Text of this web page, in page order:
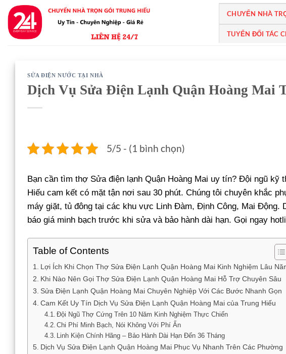
qua
nội
CHUYỂN NHÀ
TUYỂN ĐỐI TÁC
SỬA ĐIỆN NƯỚC TẠI NHÀ
Dịch Vụ Sửa Điện Lạnh Quận Hoàng Mai
5/5 - (1 bình chọn)
Bạn cần tìm thợ Sửa điện lạnh Quận Hoàng Mai uy tín? Đội ngũ kỹ
Hiếu cam kết có mặt tận nơi sau 30 phút. Chúng tôi chuyên khắc
máy giặt, tủ đông tại các khu vực Linh Đàm, Định Công, Mai Động.
báo giá minh bạch trước khi sửa và bảo hành dài hạn. Gọi ngay
Table of Contents
Lợi Ích Khi Chọn Thợ Sửa Điện Lạnh Quận Hoàng Mai Kinh Nghiệm Lâu
Khi Nào Nên Gọi Thợ Sửa Điện Lạnh Quận Hoàng Mai Hỗ Trợ Chuyên Sâu
Sửa Điện Lạnh Quận Hoàng Mai Chuyên Nghiệp Với Các Bước Nhanh Gọn
Cam Kết Uy Tín Dịch Vụ Sửa Điện Lạnh Quận Hoàng Mai của Trung Hiếu
Đội Ngũ Thợ Cứng Trên 10 Năm Kinh Nghiệm Thực Chiến
Chi Phí Minh Bạch, Nói Không Với Phí Ẩn
Linh Kiện Chính Hãng – Bảo Hành Dài Hạn Đến 36 Tháng
Dịch Vụ Sửa Điện Lạnh Quận Hoàng Mai Phục Vụ Nhanh Trên Các Phường